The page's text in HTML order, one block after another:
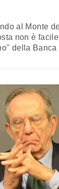
al Monte
non è
della Banca
Mattarella,